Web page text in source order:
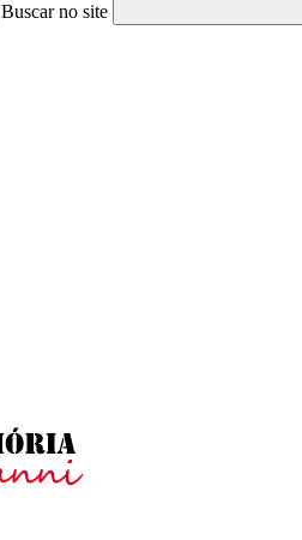
Buscar no site